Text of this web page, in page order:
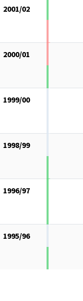
2001/02
2000/01
1999/00
1998/99
1996/97
1995/96